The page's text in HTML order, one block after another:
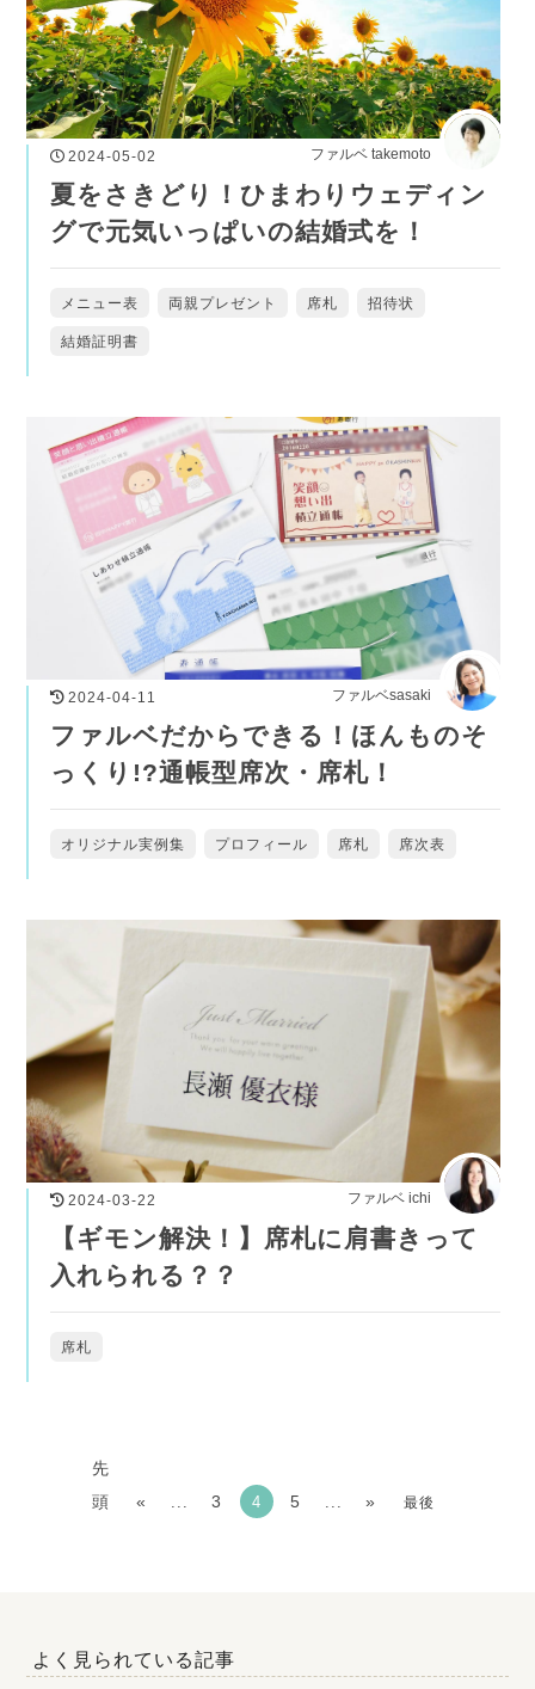
ファルベ takemoto
2024-05-02
夏をさきどり！ひまわりウェディン
グで元気いっぱいの結婚式を！
メニュー表 両親プレゼント 席札 招待状
結婚証明書
ファルベsasaki
2024-04-11
ファルベだからできる！ほんものそ
っくり!?通帳型席次・席札！
オリジナル実例集 プロフィール 席札 席次表
ファルベ ichi
2024-03-22
【ギモン解決！】席札に肩書きって
入れられる？？
席札
先
頭
« ... 3 4 5 ... » 最後
よく見られている記事